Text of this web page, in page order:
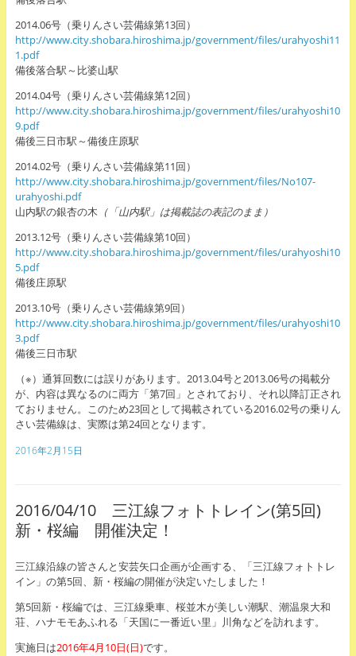
2014.06号（乗りんさい芸備線第13回）
http://www.city.shobara.hiroshima.jp/government/files/urahyoshi11
1.pdf
備後落合駅～比婆山駅
2014.04号（乗りんさい芸備線第12回）
http://www.city.shobara.hiroshima.jp/government/files/urahyoshi10
9.pdf
備後三日市駅～備後庄原駅
2014.02号（乗りんさい芸備線第11回）
http://www.city.shobara.hiroshima.jp/government/files/No107-
urahyoshi.pdf
山内駅の銀杏の木 （「山内駅」は掲載誌の表記のまま）
2013.12号（乗りんさい芸備線第10回）
http://www.city.shobara.hiroshima.jp/government/files/urahyoshi10
5.pdf
備後庄原駅
2013.10号（乗りんさい芸備線第9回）
http://www.city.shobara.hiroshima.jp/government/files/urahyoshi10
3.pdf
備後三日市駅
（※）通算回数には誤りがあります。2013.04号と2013.06号の掲載分
が、内容は異なるのに両方「第7回」とされており、それ以降訂正され
ておりません。このため23回として掲載されている2016.02号の乗りん
さい芸備線は、実際は第24回となります。
2016年2月15日
2016/04/10 三江線フォトトレイン(第5回)
新・桜編 開催決定！
三江線沿線の皆さんと安芸矢口企画が企画する、「三江線フォトトレ
イン」の第5回、新・桜編の開催が決定いたしました！
第5回新・桜編では、三江線乗車、桜並木が美しい潮駅、潮温泉大和
荘、ハナモモあふれる「天国に一番近い里」川角などを訪れます。
実施日は2016年4月10日(日)です。